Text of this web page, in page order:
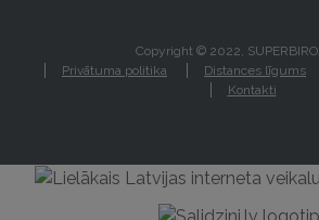
Copyright © 2022,
Privātuma politika
Distances līgums
Kontakti